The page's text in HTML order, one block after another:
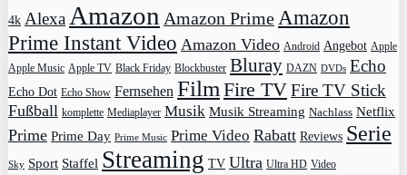
4k Alexa Amazon Amazon PrimeAmazon
Prime Instant Video Amazon Video Android Angebot Apple
Apple Music Apple TV Black Friday Blockbuster Bluray DAZN DVDs Echo
Echo Dot Echo Show Fernsehen Film Fire TVFire TV Stick
Fußball komplette Mediaplayer Musik Musik Streaming Nachlass Netflix
Prime Prime Day Prime Music Prime Video Rabatt Reviews Serie
Sky Sport Staffel Streaming TV Ultra Ultra HD Video